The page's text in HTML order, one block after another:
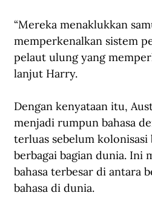
“Mereka menaklukkan
memperkenalkan sistem
pelaut ulung yang
lanjut Harry.
Dengan kenyataan itu,
menjadi rumpun bahasa
terluas sebelum kolonisasi
berbagai bagian dunia. Ini
bahasa terbesar di antara
bahasa di dunia.